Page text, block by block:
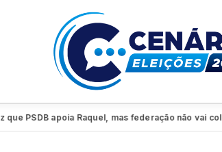
apoia Raquel, mas federação não vai coligar●